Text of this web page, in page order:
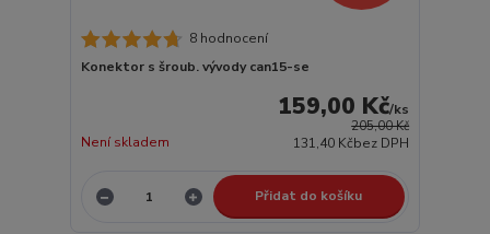
8 hodnocení
Konektor s šroub. vývody can15-se
205,00 Kč
159,00 Kč/ks
131,40 Kčbez DPH
Není skladem
Přidat do košíku